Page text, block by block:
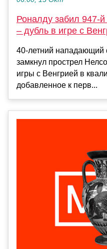
Роналду забил 947-
– дубль в игре с
40-летний нападающий
замкнул прострел
игры с Венгрией в
добавленное к перв...